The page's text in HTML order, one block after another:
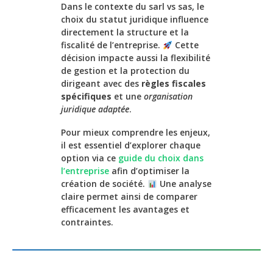
Dans le contexte du sarl vs sas, le
choix du statut juridique influence
directement la structure et la
fiscalité de l’entreprise.
Cette
décision impacte aussi la flexibilité
de gestion et la protection du
dirigeant avec des règles fiscales
spécifiques et une organisation
juridique adaptée.
Pour mieux comprendre les enjeux,
il est essentiel d’explorer chaque
option via ce guide du choix dans
l’entreprise afin d’optimiser la
création de société.
Une analyse
claire permet ainsi de comparer
efficacement les avantages et
contraintes.